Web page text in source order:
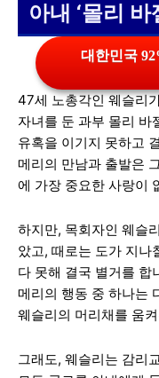
아내 ‘몰리 바
대한민국
47세 노총각인 웨슬리
자녀를 둔 과부 몰리 바
유혹을 이기지 못하고
메리의 만남과 출발은
에 가장 중요한 사랑이
하지만, 목회자인 웨슬
았고, 때로는 도가 지나
다 못해 결국 별거를 합
메리의 행동 중 하나는
웨슬리의 머리채를 움
그래도, 웨슬리는 감리